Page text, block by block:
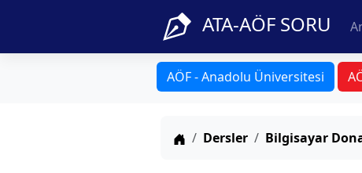
ATA-AÖF SORU
AÖF - Anadolu Üniversitesi
Anasayfa
Dersler Bilgisayar